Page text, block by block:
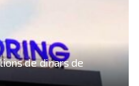
de dinars de